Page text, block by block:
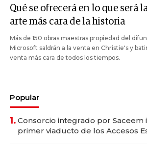
Qué se ofrecerá en lo que será
arte más cara de la historia
Más de 150 obras maestras propiedad del
Microsoft saldrán a la venta en Christie's y
venta más cara de todos los tiempos.
Popular
1. Consorcio integrado por Saceem
primer viaducto de los Accesos